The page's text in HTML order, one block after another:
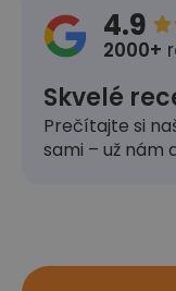
4.9 
2000+
Skvelé
Prečítajte si
sami – už nám